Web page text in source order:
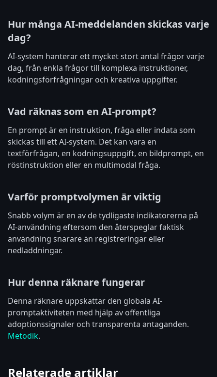
Hur många AI-meddelanden skickas varje
dag?
AI-system hanterar ett mycket stort antal frågor varje
dag, från enkla frågor till komplexa instruktioner,
kodningsförfrågningar och kreativa uppgifter.
Vad räknas som en AI-prompt?
En prompt är en instruktion, fråga eller indata som
skickas till ett AI-system. Det kan vara en
textförfrågan, en kodningsuppgift, en bildprompt, en
röstinstruktion eller en multimodal fråga.
Varför promptvolymen är viktig
Snabb volym är en av de tydligaste indikatorerna på
AI-användning eftersom den återspeglar faktisk
användning snarare än registreringar eller
nedladdningar.
Hur denna räknare fungerar
Denna räknare uppskattar den globala AI-
promptaktiviteten med hjälp av offentliga
adoptionssignaler och transparenta antaganden.
Metodik.
Relaterade artiklar